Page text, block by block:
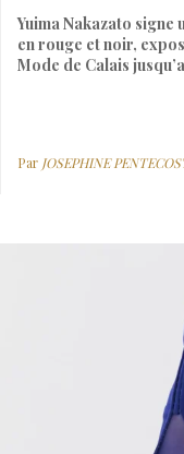
Yuima Nakazato
en rouge et noir,
Mode de Calais
Par JOSEPHINE